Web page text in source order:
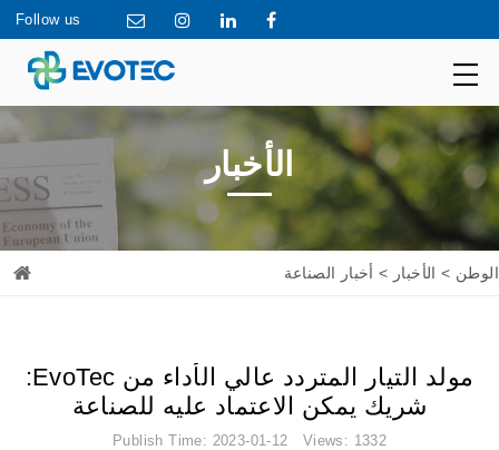
Follow us
الأخبار
الوطن > الأخبار > أخبار الصناعة
مولد التيار المتردد عالي الأداء من EvoTec:
شريك يمكن الاعتماد عليه للصناعة
Publish Time: 2023-01-12 Views: 1332